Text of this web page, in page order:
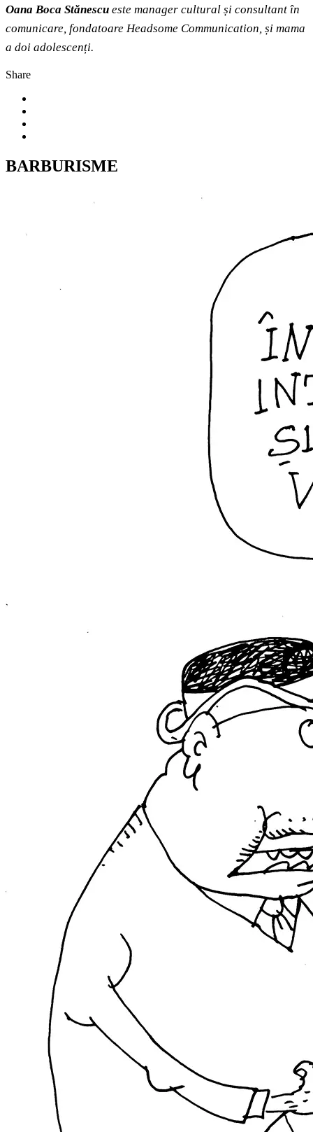
Oana Boca Stănescu este manager cultural și consultant în
comunicare, fondatoare Headsome Communication, și mama
a doi adolescenți.
Share
BARBURISME